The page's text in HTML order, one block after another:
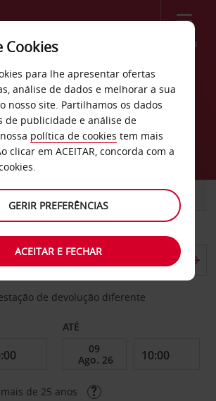
Menu
carros
de Santa Ana
COMERCIAIS
de devolução diferente
ATÉ
de 25 anos
Cookies
para lhe apresentar ofertas
análise de dados e melhorar a sua
nosso site. Partilhamos os dados
de publicidade e análise de
política de cookies tem mais
clicar em ACEITAR, concorda com a
GERIR PREFERÊNCIAS
ACEITAR E FECHAR